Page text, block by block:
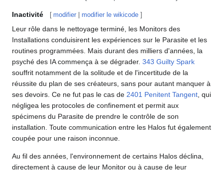
Inactivité [ modifier |modifier le wikicode ]
Leur rôle dans le nettoyage terminé, les Monitors des
Installations conduisirent les expériences sur le Parasite et les
routines programmées. Mais durant des milliers d'années, la
psyché des IA commença à se dégrader. 343 Guilty Spark
souffrit notamment de la solitude et de l'incertitude de la
réussite du plan de ses créateurs, sans pour autant manquer à
ses devoirs. Ce ne fut pas le cas de 2401 Penitent Tangent , qui
négligea les protocoles de confinement et permit aux
spécimens du Parasite de prendre le contrôle de son
installation. Toute communication entre les Halos fut également
coupée pour une raison inconnue.
Au fil des années, l'environnement de certains Halos déclina,
directement à cause de leur Monitor ou à cause de leur